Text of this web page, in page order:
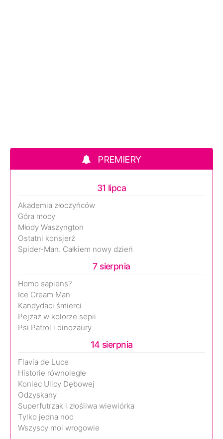
PREMIERY
31 lipca
Akademia złoczyńców
Góra mocy
Młody Waszyngton
Ostatni konsjerż
Spider-Man. Całkiem nowy dzień
7 sierpnia
Homo sapiens?
Ice Cream Man
Kandydaci śmierci
Pejzaż w kolorze sepii
Psi Patrol i dinozaury
14 sierpnia
Flavia de Luce
Historie równoległe
Koniec Ulicy Dębowej
Odzyskany
Superfutrzak i złośliwa wiewiórka
Tylko jedna noc
Wszyscy moi wrogowie